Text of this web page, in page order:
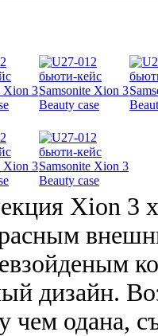
Xion 3
дизайн.
чем одана,